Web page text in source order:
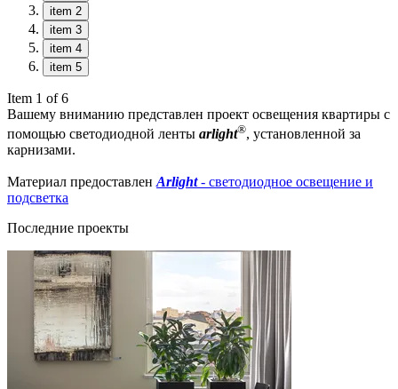
item 2
item 3
item 4
item 5
Item 1 of 6
Вашему вниманию представлен проект освещения квартиры с
помощью светодиодной ленты arlight®, установленной за
карнизами.
Материал предоставлен Arlight- светодиодное освещение и
подсветка
Последние проекты